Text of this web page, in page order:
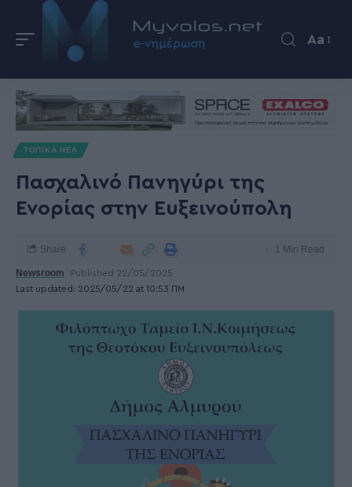
Aa
ΤΟΠΙΚΑ ΝΕΑ
Πασχαλινό Πανηγύρι της
Ενορίας στην Ευξεινούπολη
Last updated: 2025/05/22 at 10:53 ΠΜ
Newsroom Published 22/05/2025
Share 1 Min Read